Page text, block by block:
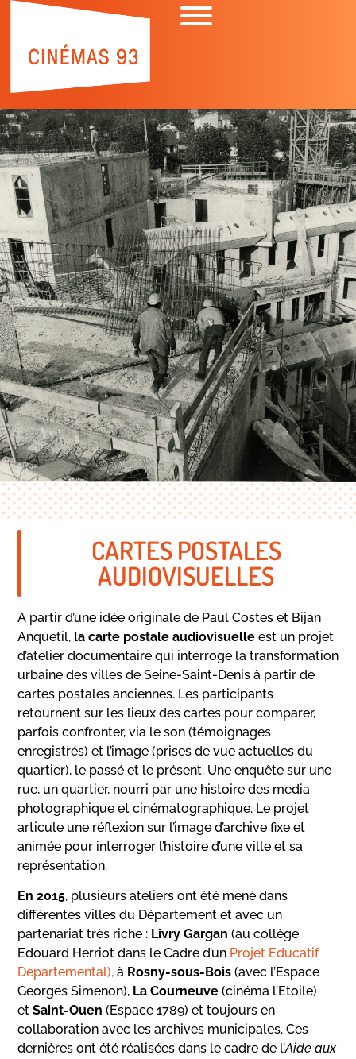
CARTES POSTALES
AUDIOVISUELLES
A partir d’une idée originale de Paul Costes et Bijan
Anquetil, la carte postale audiovisuelle est un projet
d’atelier documentaire qui interroge la transformation
urbaine des villes de Seine-Saint-Denis à partir de
cartes postales anciennes. Les participants
retournent sur les lieux des cartes pour comparer,
parfois confronter, via le son (témoignages
enregistrés) et l’image (prises de vue actuelles du
quartier), le passé et le présent. Une enquête sur une
rue, un quartier, nourri par une histoire des media
photographique et cinématographique. Le projet
articule une réflexion sur l’image d’archive fixe et
animée pour interroger l’histoire d’une ville et sa
représentation.
En 2015, plusieurs ateliers ont été mené dans
différentes villes du Département et avec un
partenariat très riche : Livry Gargan (au collège
Edouard Herriot dans le Cadre d’un Projet Educatif
Departemental), à Rosny-sous-Bois (avec l’Espace
Georges Simenon), La Courneuve (cinéma l’Etoile)
et Saint-Ouen (Espace 1789) et toujours en
collaboration avec les archives municipales. Ces
dernières ont été réalisées dans le cadre de l’Aide aux